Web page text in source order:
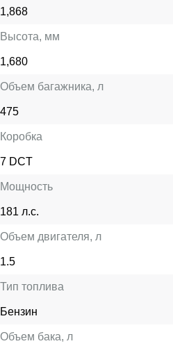
1,868
Высота, мм
1,680
Объем багажника, л
475
Коробка
7 DCT
Мощность
181 л.с.
Объем двигателя, л
1.5
Тип топлива
Бензин
Объем бака, л